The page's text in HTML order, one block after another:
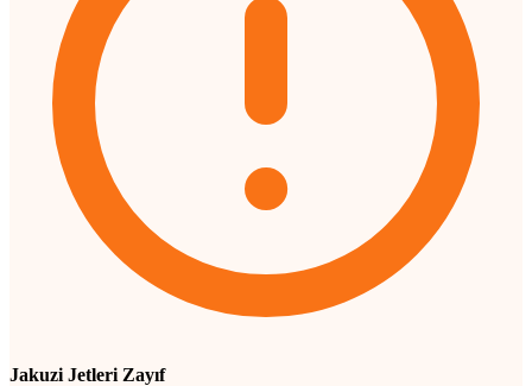
Jakuzi Jetleri Zayıf